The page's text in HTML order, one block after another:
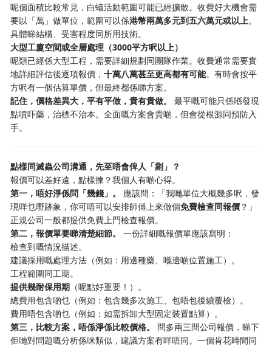
呢個面積比較常見，白蟻活動範圍可能已經擴散。收費好大機會需
要以「萬」做單位，範圍可以係港幣兩萬多元到五六萬元或以上。
具體睇結構、受害程度同所用技術。
大型工廈空間或全層處理（3000平方呎以上）
呢類已經係大型工程，需要詳細規劃同團隊作業。收費通常需要實
地詳細評估後逐項報價，十萬八萬甚至更高都有可能。有時會按平
方呎有一個估算單價，但最終都係睇方案。
記住，價格差異大，平有平做，貴有貴做。
​ 最平嘅可能只係喺發現
點噴吓藥，治標不治本。全面嘅方案會貴啲，但會從根源同預防入
手。
點樣同滅蟲公司溝通，先至唔會俾人「劏」？
報價可以差好遠，點樣揀？我個人有啲心得。
第一，唔好淨係問「幾錢」。
​ 應該問：「我哋單位大概幾多呎，發
現咩乜嘢跡象，你可唔可以安排師傅上來做個免費檢查同報價 ？」
正規公司一般都提供免費上門檢查報價。
第二，報價單要睇清楚細節。
​ 一份詳細嘅報價單應該寫明：
檢查到嘅情況描述。
建議採用嘅處理方法（例如：用邊種藥、喺邊啲位置施工）。
工程範圍同工期。
提供幾耐保用期 （呢點好重要！）。
總費用包含啲乜（例如：包含幾多次施工、包唔包後續覆檢）。
費用唔包含啲乜（例如：如需拆卸大型固定裝置點算）。
第三，比較方案，唔係淨係比較價格。
​ 問多兩三間公司報價，睇下
佢哋對問題嘅分析係咪類似，建議方案有咩唔同。一個肯花時間同